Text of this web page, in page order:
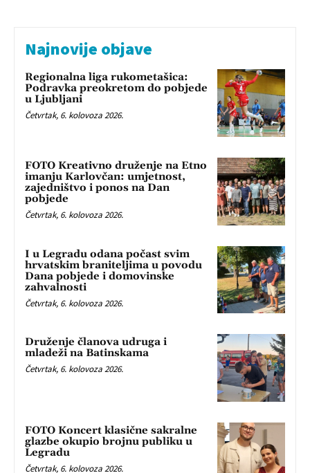
Najnovije objave
Regionalna liga rukometašica:
Podravka preokretom do pobjede
u Ljubljani
Četvrtak, 6. kolovoza 2026.
FOTO Kreativno druženje na Etno
imanju Karlovčan: umjetnost,
zajedništvo i ponos na Dan
pobjede
Četvrtak, 6. kolovoza 2026.
I u Legradu odana počast svim
hrvatskim braniteljima u povodu
Dana pobjede i domovinske
zahvalnosti
Četvrtak, 6. kolovoza 2026.
Druženje članova udruga i
mladeži na Batinskama
Četvrtak, 6. kolovoza 2026.
FOTO Koncert klasične sakralne
glazbe okupio brojnu publiku u
Legradu
Četvrtak, 6. kolovoza 2026.